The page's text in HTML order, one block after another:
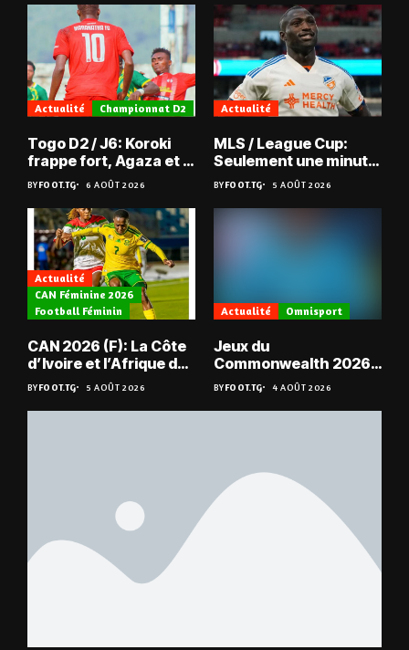
Actualité Championnat D2
Togo D2 / J6: Koroki
frappe fort, Agaza et la
JCA assurent,
suspense avant Sara
FC – Doumbé FC
BYFOOT.TG 6 AOÛT 2026
Actualité
MLS / League Cup:
Seulement une minute
de jeu pour Kévin
Denkey
BYFOOT.TG 5 AOÛT 2026
Actualité
CAN Féminine 2026
Football Féminin
CAN 2026 (F): La Côte
d’Ivoire et l’Afrique du
Sud en quarts
BYFOOT.TG 5 AOÛT 2026
Actualité Omnisport
Jeux du
Commonwealth 2026 :
« Les médailles ne
tombent pas du ciel »,
Benjamin Boukpeti
BYFOOT.TG 4 AOÛT 2026